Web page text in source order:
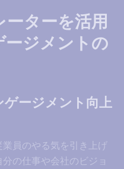
ターを活用
ージメントの
ージメント向上
員のやる気を引き上げ
の仕事や会社のビジョ